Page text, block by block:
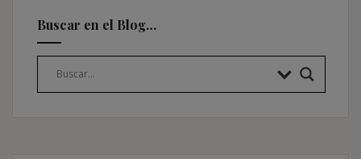
Buscar en el Blog…